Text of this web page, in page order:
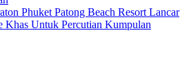
Phuket Patong Beach Resort Lancar
Untuk Percutian Kumpulan